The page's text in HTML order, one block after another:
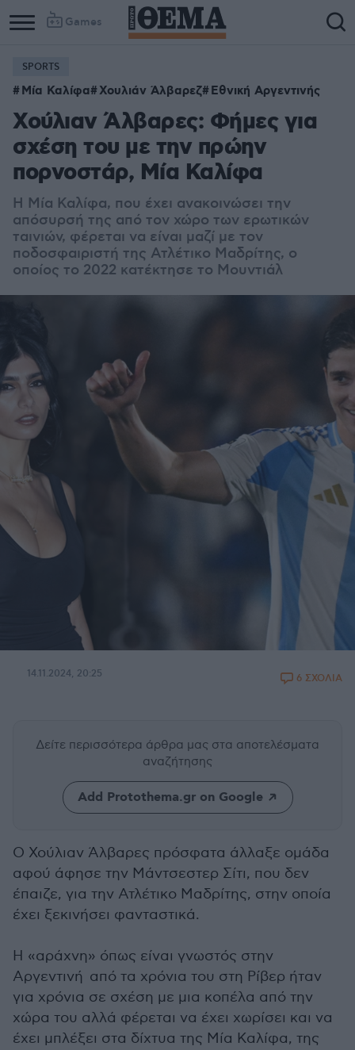
Games
SPORTS
Μία Καλίφα Χουλιάν Άλβαρεζ Εθνική Αργεντινής
Χούλιαν Άλβαρες: Φήμες για
σχέση του με την πρώην
πορνοστάρ, Μία Καλίφα
Η Μία Καλίφα, που έχει ανακοινώσει την
απόσυρσή της από τον χώρο των ερωτικών
ταινιών, φέρεται να είναι μαζί με τον
ποδοσφαιριστή της Ατλέτικο Μαδρίτης, ο
οποίος το 2022 κατέκτησε το Μουντιάλ
14.11.2024, 20:25 6 ΣΧΟΛΙΑ
Δείτε περισσότερα άρθρα μας στα αποτελέσματα
αναζήτησης
Add Protothema.gr on Google
Ο Χούλιαν Άλβαρες πρόσφατα άλλαξε ομάδα
αφού άφησε την Μάντσεστερ Σίτι, που δεν
έπαιζε, για την Ατλέτικο Μαδρίτης, στην οποία
έχει ξεκινήσει φανταστικά.
Η «αράχνη» όπως είναι γνωστός στην
Αργεντινή από τα χρόνια του στη Ρίβερ ήταν
για χρόνια σε σχέση με μια κοπέλα από την
χώρα του αλλά φέρεται να έχει χωρίσει και να
έχει μπλέξει στα δίχτυα της Μία Καλίφα, της